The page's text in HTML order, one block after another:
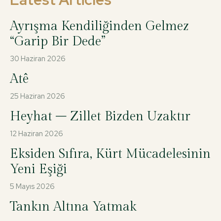
Ayrışma Kendiliğinden Gelmez
“Garip Bir Dede”
30 Haziran 2026
Atê
25 Haziran 2026
Heyhat – Zillet Bizden Uzaktır
12 Haziran 2026
Eksiden Sıfıra, Kürt Mücadelesinin
Yeni Eşiği
5 Mayıs 2026
Tankın Altına Yatmak